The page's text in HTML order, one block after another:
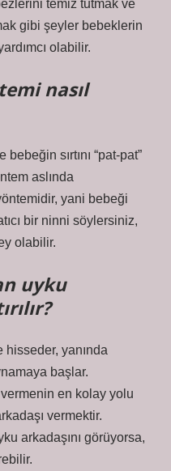
temiz tutmak ve
gibi şeyler bebeklerin
olabilir.
nasıl
bebeğin sırtını “pat-pat”
aslında
yani bebeği
bir ninni söylersiniz,
olabilir.
uyku
hisseder, yanında
başlar.
en kolay yolu
vermektir.
arkadaşını görüyorsa,